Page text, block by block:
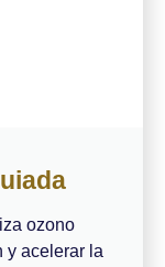
ozono
y acelerar la